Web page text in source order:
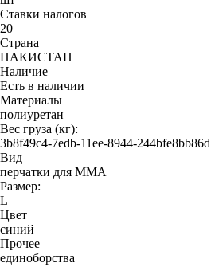
Ставки налогов
20
Страна
ПАКИСТАН
Наличие
Есть в наличии
Материалы
полиуретан
Вес груза (кг):
3b8f49c4-7edb-11ee-8944-244bfe8bb86d
Вид
перчатки для MMA
Размер:
L
Цвет
синий
Прочее
единоборства